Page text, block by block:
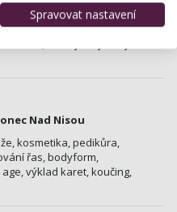
si můžete odpočinout a
všedních dní? Nechte se
Nad Nisou
kosmetika, pedikůra,
řas, bodyform,
výklad karet, koučing,
Spravovat nastavení